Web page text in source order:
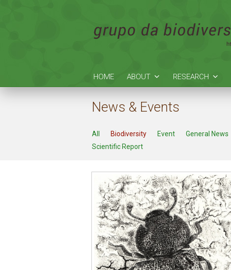
HOME ABOUT RESEARCH
News & Events
All Biodiversity Event General News
Scientific Report